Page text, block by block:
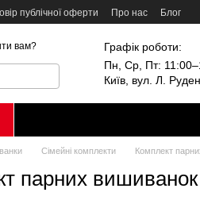
публічної оферти Про нас Блог
вам?
Графік роботи:
Пн, Ср, Пт:
Київ, вул. Л.
Сімейні комплекти Комплект
парних